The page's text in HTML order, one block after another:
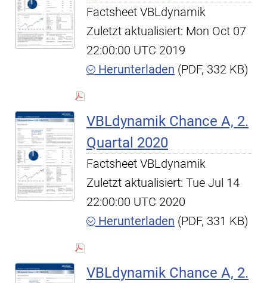
Factsheet VBLdynamik
Zuletzt aktualisiert: Mon Oct 07
22:00:00 UTC 2019
Herunterladen (PDF, 332 KB)
VBLdynamik Chance A, 2.
Quartal 2020
Factsheet VBLdynamik
Zuletzt aktualisiert: Tue Jul 14
22:00:00 UTC 2020
Herunterladen (PDF, 331 KB)
VBLdynamik Chance A, 2.